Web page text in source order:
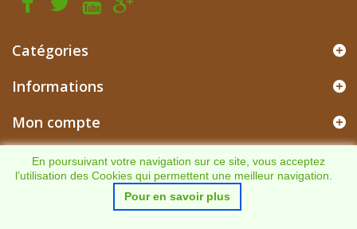
Catégories
Informations
Mon compte
Informations sur votre boutique
En poursuivant votre navigation sur ce site, vous acceptez
l’utilisation des Cookies qui permettent une meilleur navigation.
Pour en savoir plus